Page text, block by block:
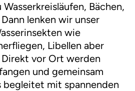
Bächen,
lenken wir unser
wie
Libellen aber
Direkt vor Ort werden
und gemeinsam
mit spannenden